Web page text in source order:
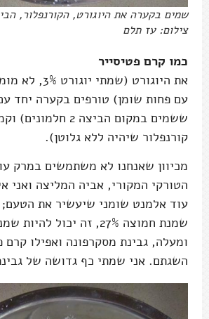
שמים בקערה את היוגורט, הקורנפלור,
צילום: עז תלם
כמו קרם פטיסייר
את היוגורט
עם פחות שומן) טורפים בקערה יחד
ששמים במקום הביצה 2
קורנפלור שיהיה ללא גלוטן).
מכיוון שאנחנו לא משתמשים במרק
הטורקי המקורי, אביה המליצה ואני
עוד אלמנט שומני שיעשיר את הטעם;
ומעלה, גבינת מסקרפונה ואפילו
השגתם. אני שמתי כף גדושה של